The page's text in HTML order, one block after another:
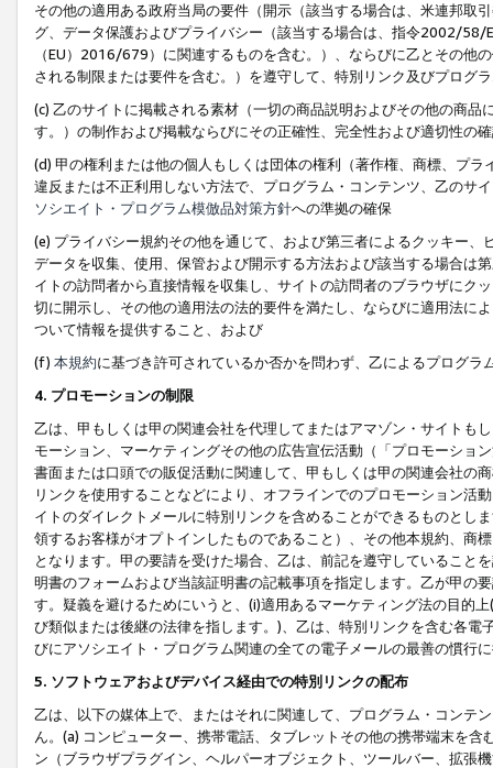
その他の適用ある政府当局の要件（開示（該当する場合は、米連邦取
グ、データ保護およびプライバシー（該当する場合は、指令2002/58/
（EU）2016/679）に関連するものを含む。）、ならびに乙とその他
される制限または要件を含む。）を遵守して、特別リンク及びプログ
(c) 乙のサイトに掲載される素材（一切の商品説明およびその他の商
す。）の制作および掲載ならびにその正確性、完全性および適切性の
(d) 甲の権利または他の個人もしくは団体の権利（著作権、商標、プ
違反または不正利用しない方法で、プログラム・コンテンツ、乙のサ
ソシエイト・プログラム模倣品対策方針への準拠の確保
(e) プライバシー規約その他を通じて、および第三者によるクッキー
データを収集、使用、保管および開示する方法および該当する場合は
イトの訪問者から直接情報を収集し、サイトの訪問者のブラウザにク
切に開示し、その他の適用法の法的要件を満たし、ならびに適用法に
ついて情報を提供すること、および
(f) 本規約に基づき許可されているか否かを問わず、乙によるプログ
4. プロモーションの制限
乙は、甲もしくは甲の関連会社を代理してまたはアマゾン・サイトも
モーション、マーケティングその他の広告宣伝活動（「プロモーショ
書面または口頭での販促活動に関連して、甲もしくは甲の関連会社の
リンクを使用することなどにより、オフラインでのプロモーション活
イトのダイレクトメールに特別リンクを含めることができるものとし
領するお客様がオプトインしたものであること）、その他本規約、商
となります。甲の要請を受けた場合、乙は、前記を遵守していること
明書のフォームおよび当該証明書の記載事項を指定します。乙が甲の
す。疑義を避けるためにいうと、(i)適用あるマーケティング法の目的
び類似または後継の法律を指します。)、乙は、特別リンクを含む各
びにアソシエイト・プログラム関連の全ての電子メールの最善の慣行
5. ソフトウェアおよびデバイス経由での特別リンクの配布
乙は、以下の媒体上で、またはそれに関連して、プログラム・コンテ
ん。(a) コンピューター、携帯電話、タブレットその他の携帯端末を
ン（ブラウザプラグイン、ヘルパーオブジェクト、ツールバー、拡張